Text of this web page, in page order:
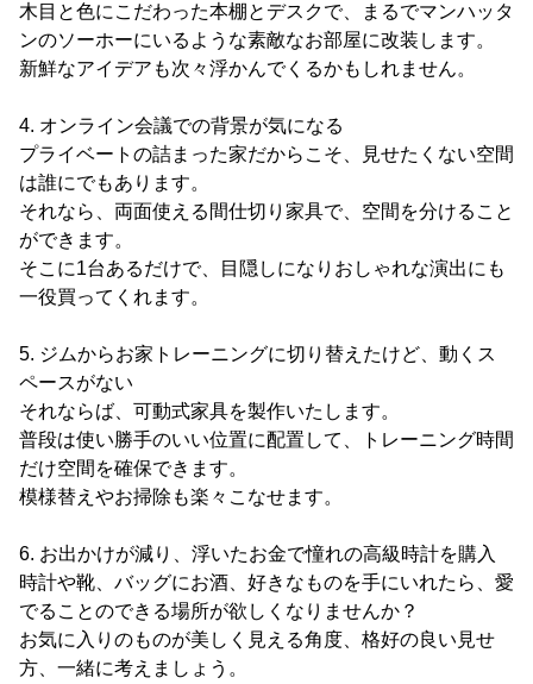
木目と色にこだわった本棚とデスクで、まるでマンハッタ
ンのソーホーにいるような素敵なお部屋に改装します。
新鮮なアイデアも次々浮かんでくるかもしれません。
4. オンライン会議での背景が気になる
プライベートの詰まった家だからこそ、見せたくない空間
は誰にでもあります。
それなら、両面使える間仕切り家具で、空間を分けること
ができます。
そこに1台あるだけで、目隠しになりおしゃれな演出にも
一役買ってくれます。
5. ジムからお家トレーニングに切り替えたけど、動くス
ペースがない
それならば、可動式家具を製作いたします。
普段は使い勝手のいい位置に配置して、トレーニング時間
だけ空間を確保できます。
模様替えやお掃除も楽々こなせます。
6. お出かけが減り、浮いたお金で憧れの高級時計を購入
時計や靴、バッグにお酒、好きなものを手にいれたら、愛
でることのできる場所が欲しくなりませんか？
お気に入りのものが美しく見える角度、格好の良い見せ
方、一緒に考えましょう。